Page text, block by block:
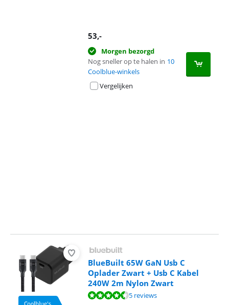
53,-
Morgen bezorgd
Nog sneller op te halen in 10
Coolblue-winkels
Vergelijken
BlueBuilt 65W GaN Usb C
Oplader Zwart + Usb C Kabel
240W 2m Nylon Zwart
Beoordeling is 9,0 van de 10, gebaseerd op 5 reviews.
5 reviews